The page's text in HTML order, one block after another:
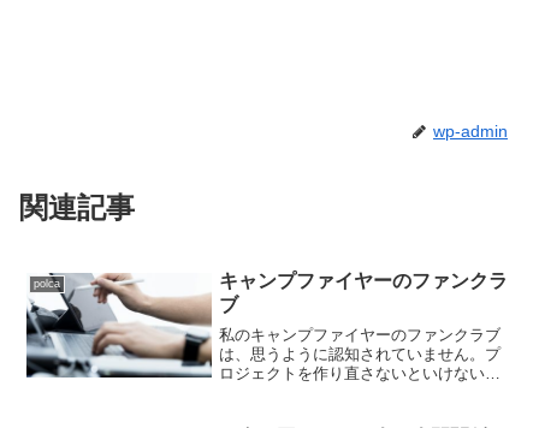
wp-admin
関連記事
polca
キャンプファイヤーのファンクラ
ブ
私のキャンプファイヤーのファンクラブ
は、思うように認知されていません。プ
ロジェクトを作り直さないといけないと